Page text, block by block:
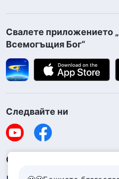
Свалете приложението
Всемогъщия Бог“
Следвайте ни
Свържете се с нас